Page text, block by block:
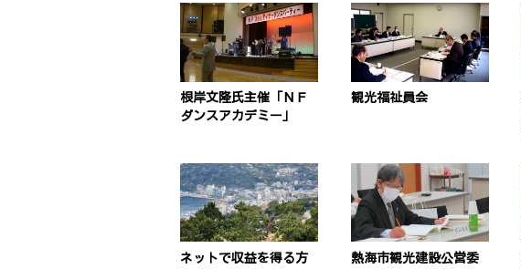
根岸文隆氏主催「ＮＦ
ダンスアカデミー」
観光福祉員会
ネットで収益を得る方
熱海市観光建設公営委